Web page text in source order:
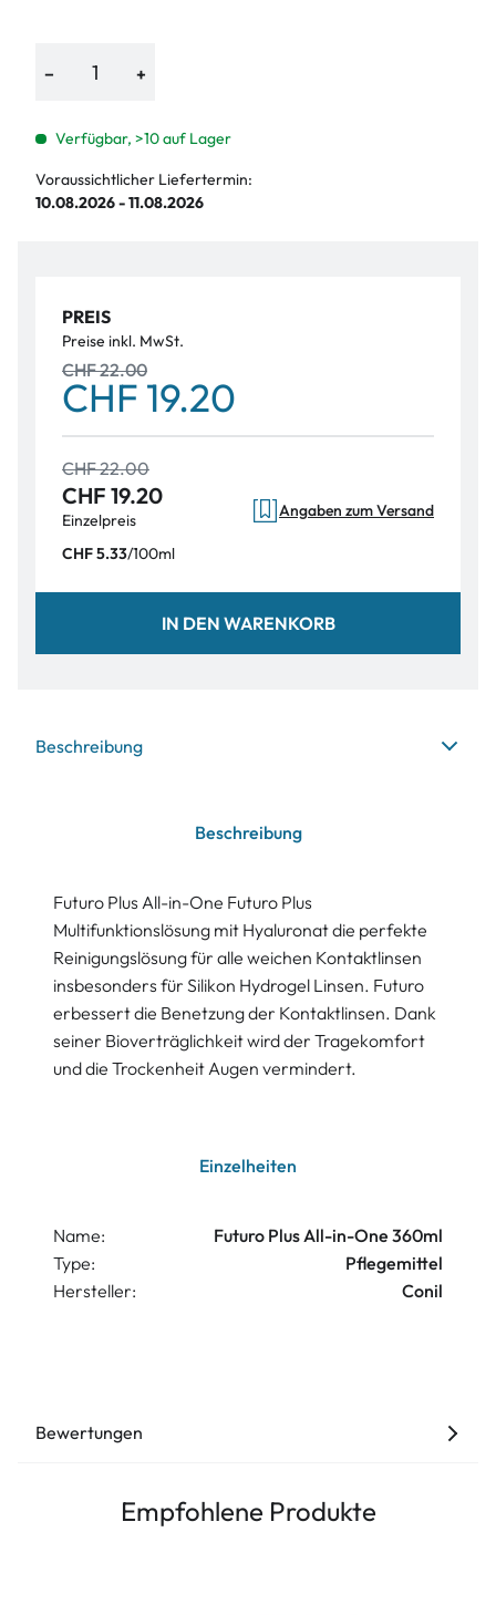
− +
Verfügbar, >10 auf Lager
Voraussichtlicher Liefertermin:
10.08.2026 - 11.08.2026
PREIS
Preise inkl. MwSt.
CHF 22.00
CHF 19.20
CHF 22.00
CHF 19.20
Einzelpreis
CHF 5.33/100ml
Angaben zum Versand
IN DEN WARENKORB
Beschreibung
Beschreibung
Futuro Plus All-in-One Futuro Plus
Multifunktionslösung mit Hyaluronat die perfekte
Reinigungslösung für alle weichen Kontaktlinsen
insbesonders für Silikon Hydrogel Linsen. Futuro
erbessert die Benetzung der Kontaktlinsen. Dank
seiner Bioverträglichkeit wird der Tragekomfort
und die Trockenheit Augen vermindert.
Einzelheiten
Name:
Futuro Plus All-in-One 360ml
Type:
Pflegemittel
Hersteller:
Conil
Bewertungen
Empfohlene Produkte